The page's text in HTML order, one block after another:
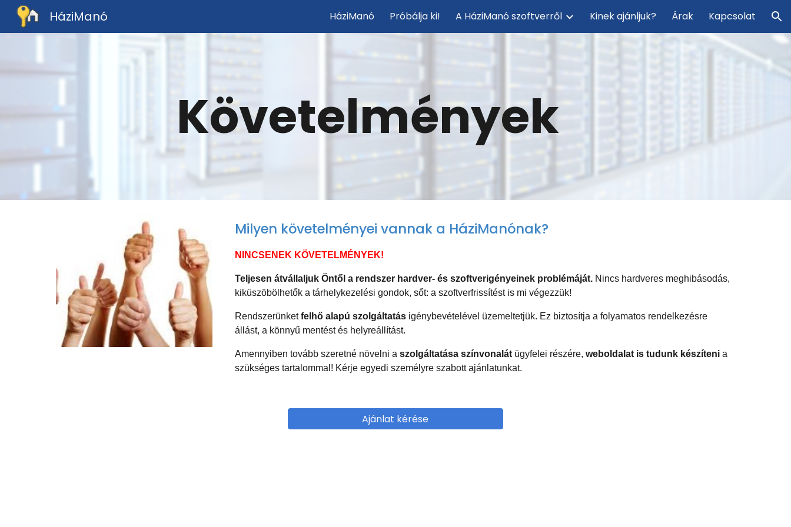
Skip to main content Skip to navigation
HáziManó HáziManó Próbálja ki! A HáziManó szoftverről Kinek ajánljuk? Árak Kapcsolat
Követelmények
Milyen követelményei vannak a HáziManónak?
NINCSENEK KÖVETELMÉNYEK!
Teljesen átvállaljuk Öntől a rendszer hardver- és szoftverigényeinek problémáját.Nincs hardveres meghibásodás,
kiküszöbölhetők a tárhelykezelési gondok, sőt: a szoftverfrissítést is mi végezzük!
Rendszerünketfelhő alapú szolgáltatásigénybevételével üzemeltetjük. Ez biztosítja a folyamatos rendelkezésre
állást, a könnyű mentést és helyreállítást.
Amennyiben tovább szeretné növelni a szolgáltatása színvonalátügyfelei részére, weboldalat is tudunk készítenia
szükséges tartalommal! Kérje egyedi személyre szabott ajánlatunkat.
Ajánlat kérése